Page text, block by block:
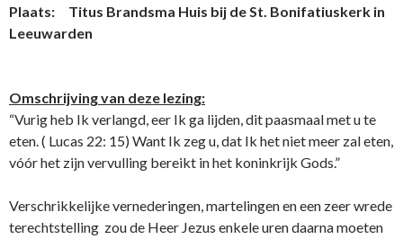
Plaats: Titus Brandsma Huis bij de St. Bonifatiuskerk in
Leeuwarden
Omschrijving van deze lezing:
“Vurig heb Ik verlangd, eer Ik ga lijden, dit paasmaal met u te
eten. ( Lucas 22: 15) Want Ik zeg u, dat Ik het niet meer zal eten,
vóór het zijn vervulling bereikt in het koninkrijk Gods.”
Verschrikkelijke vernederingen, martelingen en een zeer wrede
terechtstelling zou de Heer Jezus enkele uren daarna moeten